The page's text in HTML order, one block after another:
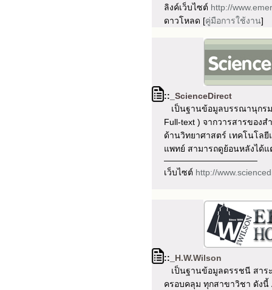
ลิงค์เว็บไซต์ http://
ดาวโหลด [คู่มือการใช้งาน]
::_ ScienceDirect
เป็นฐานข้อมูลบรรณานุกรม
Full-text ) จากวารสารของ
ด้านวิทยาศาสตร์ เทคโนโล
แพทย์ สามารถดูย้อนหลังได้
———————————
เว็บไซต์ http://
::_ H.W.Wilson
เป็นฐานข้อมูลดรรชนี สาร
ครอบคลุม ทุกสาขาวิชา ดังนี้